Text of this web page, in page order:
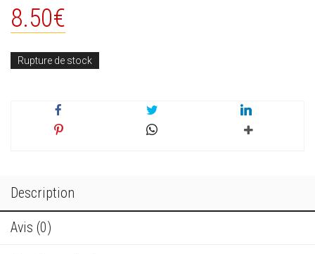
8.50€
Rupture de stock
Description
Avis (0)